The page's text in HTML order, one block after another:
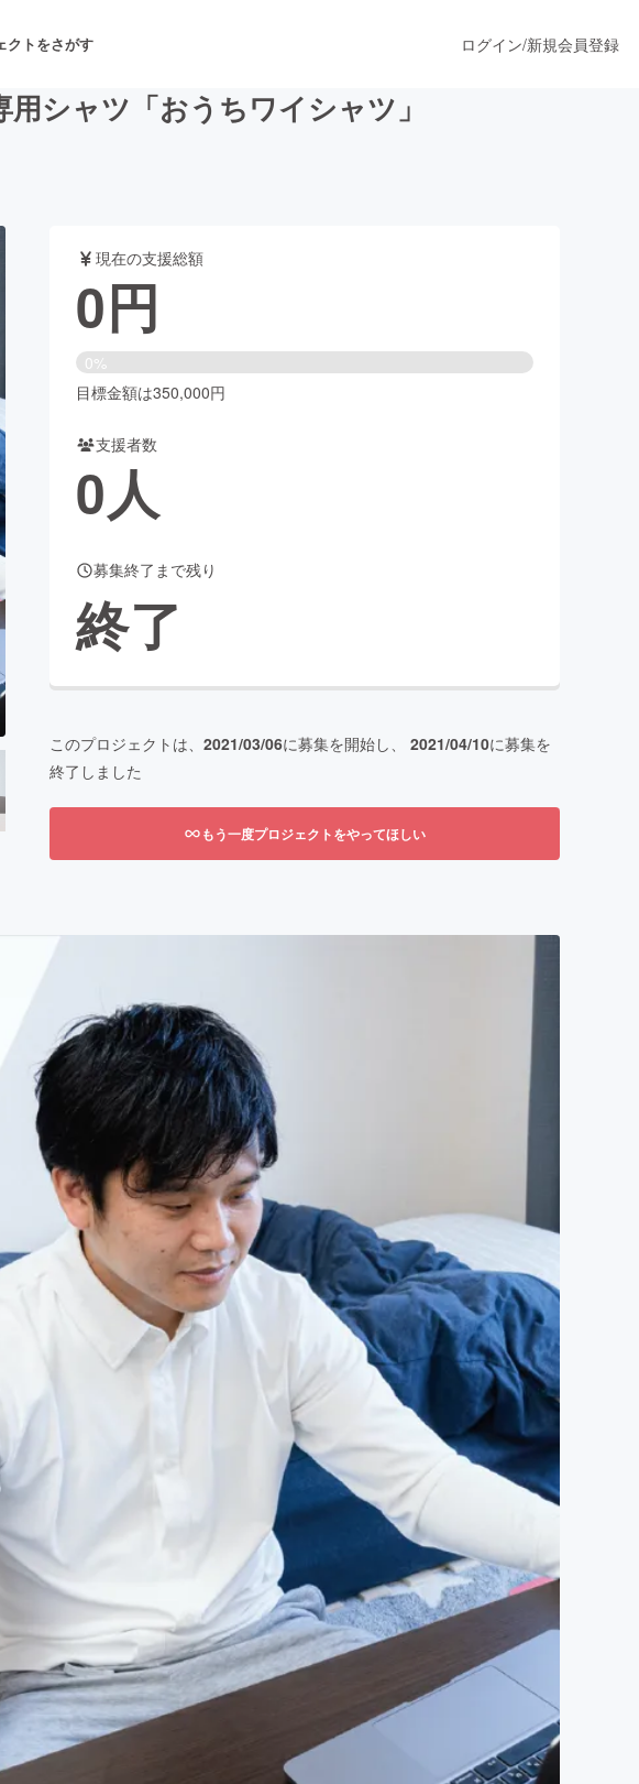
クトをさがす
・パフォーマンス
ド・飲食店
・漫画
ティー・ヘルスケア
ニティ
ログイン/新規会員登録
シャツ「おうちワイシャツ」
現在の支援総額
0円
0%
目標金額は350,000円
支援者数
0人
募集終了まで残り
終了
このプロジェクトは、 2021/03/06に募集を開始し、 2021/04/10に募集を
終了しました
もう一度プロジェクトをやってほしい